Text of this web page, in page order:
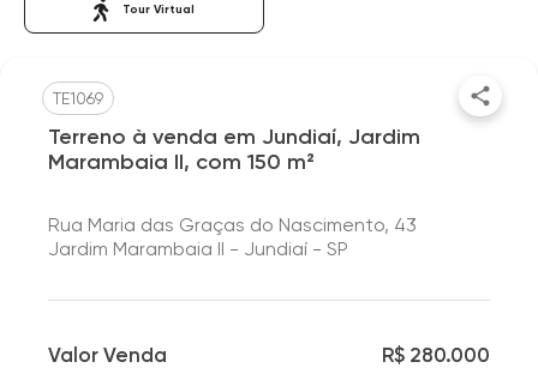
Tour Virtual
TE1069
Terreno à venda em Jundiaí, Jardim
Marambaia II, com 150 m²
Rua Maria das Graças do Nascimento, 43
Jardim Marambaia II - Jundiaí - SP
Valor Venda R$ 280.000